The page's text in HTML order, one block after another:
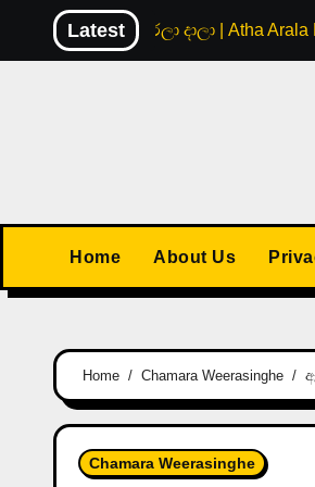
Latestඅත ඇරලා දාලා | Atha Arala
Home About Us
Home Chamara Weerasinghe
Chamara Weerasinghe